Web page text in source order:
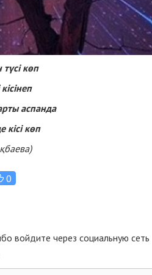
көп
аспанда
кісі көп
0
войдите через социальную сеть